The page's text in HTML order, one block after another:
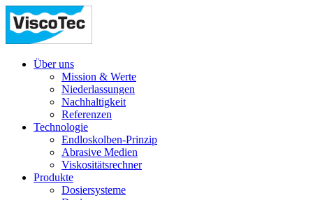
Über uns
Mission & Werte
Niederlassungen
Nachhaltigkeit
Referenzen
Technologie
Endloskolben-Prinzip
Abrasive Medien
Viskositätsrechner
Produkte
Dosiersysteme